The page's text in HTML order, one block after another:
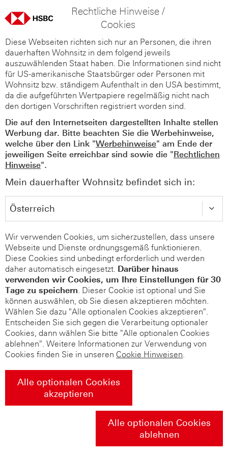
Rechtliche Hinweise /
Cookies
Diese Webseiten richten sich nur an Personen, die ihren
dauerhaften Wohnsitz in dem folgend jeweils
auszuwählenden Staat haben. Die Informationen sind nicht
für US-amerikanische Staatsbürger oder Personen mit
Wohnsitz bzw. ständigem Aufenthalt in den USA bestimmt,
da die aufgeführten Wertpapiere regelmäßig nicht nach
den dortigen Vorschriften registriert worden sind.
Die auf den Internetseiten dargestellten Inhalte stellen
Werbung dar. Bitte beachten Sie die Werbehinweise,
welche über den Link "Werbehinweise" am Ende der
jeweiligen Seite erreichbar sind sowie die "Rechtlichen
Hinweise".
Mein dauerhafter Wohnsitz befindet sich in:
Wir verwenden Cookies, um sicherzustellen, dass unsere
Webseite und Dienste ordnungsgemäß funktionieren.
Diese Cookies sind unbedingt erforderlich und werden
daher automatisch eingesetzt. Darüber hinaus
verwenden wir Cookies, um Ihre Einstellungen für 30
Tage zu speichern. Dieser Cookie ist optional und Sie
können auswählen, ob Sie diesen akzeptieren möchten.
Wählen Sie dazu "Alle optionalen Cookies akzeptieren".
Entscheiden Sie sich gegen die Verarbeitung optionaler
Cookies, dann wählen Sie bitte "Alle optionalen Cookies
ablehnen". Weitere Informationen zur Verwendung von
Cookies finden Sie in unseren Cookie Hinweisen.
Alle optionalen Cookies
akzeptieren
Alle optionalen Cookies
ablehnen